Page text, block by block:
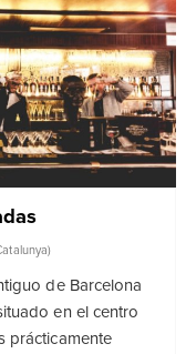
de Barcelona
en el centro
prácticamente